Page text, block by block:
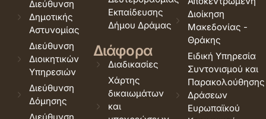
Διεύθυνση
Δημοτικής
Αστυνομίας
Διεύθυνση
Διοικητικών
Υπηρεσιών
Διεύθυνση
Δόμησης
Εκπαίδευσης
Δήμου Δράμας
Διάφορα
Διαδικασίες
Χάρτης
δικαιωμάτων
και
Διοίκηση
Μακεδονίας -
Θράκης
Ειδική Υπηρεσία
Συντονισμού και
Παρακολούθησης
Δράσεων
Ευρωπαϊκού